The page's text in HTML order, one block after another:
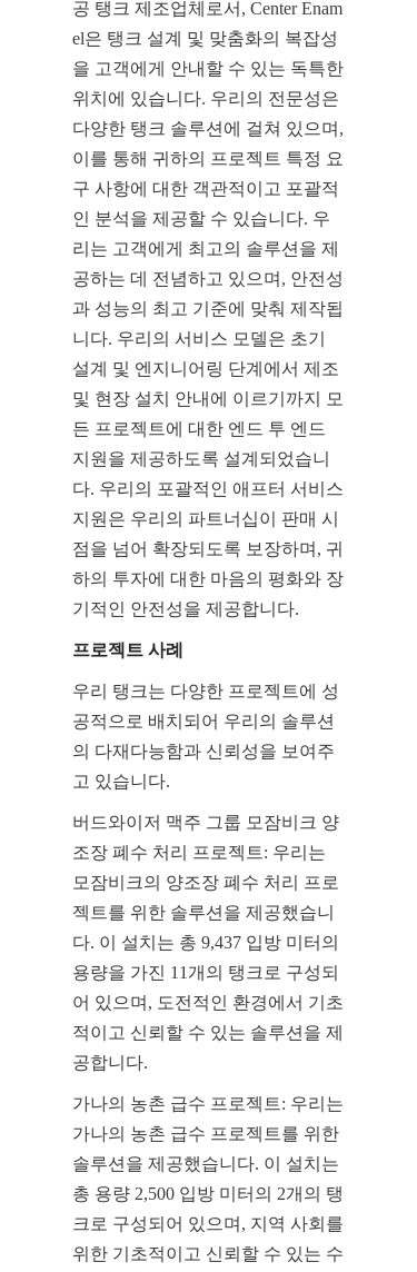
공 탱크 제조업체로서, Center Enam
el은 탱크 설계 및 맞춤화의 복잡성
을 고객에게 안내할 수 있는 독특한
위치에 있습니다. 우리의 전문성은
다양한 탱크 솔루션에 걸쳐 있으며,
이를 통해 귀하의 프로젝트 특정 요
구 사항에 대한 객관적이고 포괄적
인 분석을 제공할 수 있습니다. 우
리는 고객에게 최고의 솔루션을 제
공하는 데 전념하고 있으며, 안전성
과 성능의 최고 기준에 맞춰 제작됩
니다. 우리의 서비스 모델은 초기
설계 및 엔지니어링 단계에서 제조
및 현장 설치 안내에 이르기까지 모
든 프로젝트에 대한 엔드 투 엔드
지원을 제공하도록 설계되었습니
다. 우리의 포괄적인 애프터 서비스
지원은 우리의 파트너십이 판매 시
점을 넘어 확장되도록 보장하며, 귀
하의 투자에 대한 마음의 평화와 장
기적인 안전성을 제공합니다.
프로젝트 사례
우리 탱크는 다양한 프로젝트에 성
공적으로 배치되어 우리의 솔루션
의 다재다능함과 신뢰성을 보여주
고 있습니다.
버드와이저 맥주 그룹 모잠비크 양
조장 폐수 처리 프로젝트: 우리는
모잠비크의 양조장 폐수 처리 프로
젝트를 위한 솔루션을 제공했습니
다. 이 설치는 총 9,437 입방 미터의
용량을 가진 11개의 탱크로 구성되
어 있으며, 도전적인 환경에서 기초
적이고 신뢰할 수 있는 솔루션을 제
공합니다.
가나의 농촌 급수 프로젝트: 우리는
가나의 농촌 급수 프로젝트를 위한
솔루션을 제공했습니다. 이 설치는
총 용량 2,500 입방 미터의 2개의 탱
크로 구성되어 있으며, 지역 사회를
위한 기초적이고 신뢰할 수 있는 수